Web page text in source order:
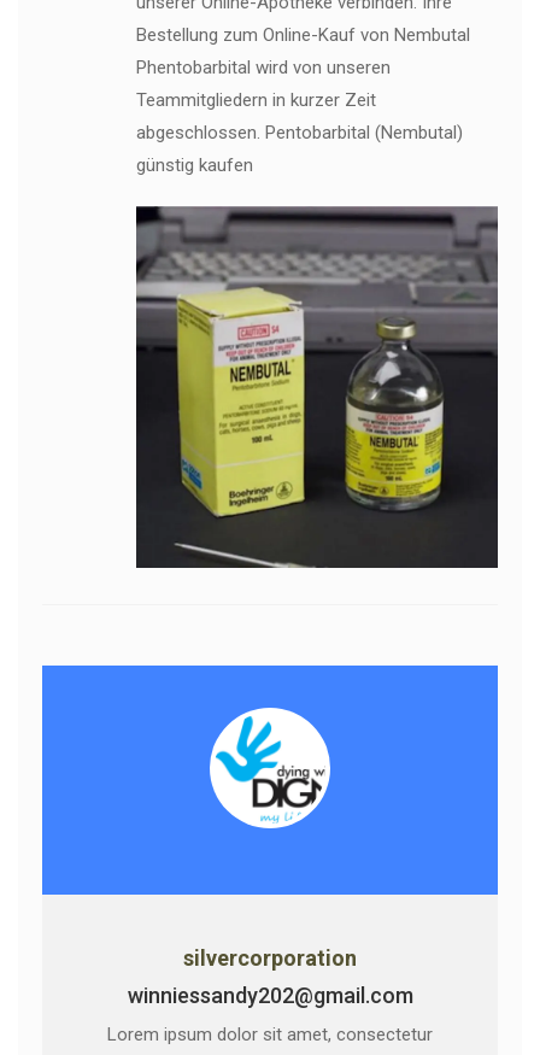
Bestellung zum Online-Kauf von Nembutal
Phentobarbital wird von unseren
Teammitgliedern in kurzer Zeit
abgeschlossen. Pentobarbital (Nembutal)
günstig kaufen
silvercorporation
winniessandy202@gmail.com
Lorem ipsum dolor sit amet, consectetur